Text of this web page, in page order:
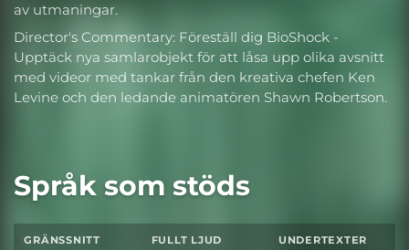
av utmaningar.
Director's Commentary: Föreställ dig BioShock -
Upptäck nya samlarobjekt för att låsa upp olika avsnitt
med videor med tankar från den kreativa chefen Ken
Levine och den ledande animatören Shawn Robertson.
Språk som stöds
GRÄNSSNITT FULLT LJUD UNDERTEXTER